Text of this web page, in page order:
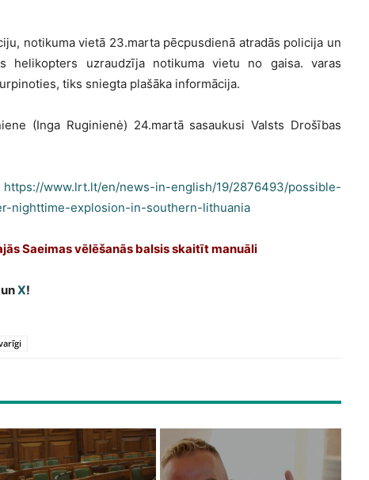
notikuma vietā 23.marta pēcpusdienā atradās policija un
helikopters uzraudzīja notikuma vietu no gaisa. varas
tiks sniegta plašāka informācija.
(Inga Ruginienė) 24.martā sasaukusi Valsts Drošības
https://www.lrt.lt/en/news-in-english/19/2876493/possible-
nighttime-explosion-in-southern-lithuania
Saeimas vēlēšanās balsis skaitīt manuāli
unX!